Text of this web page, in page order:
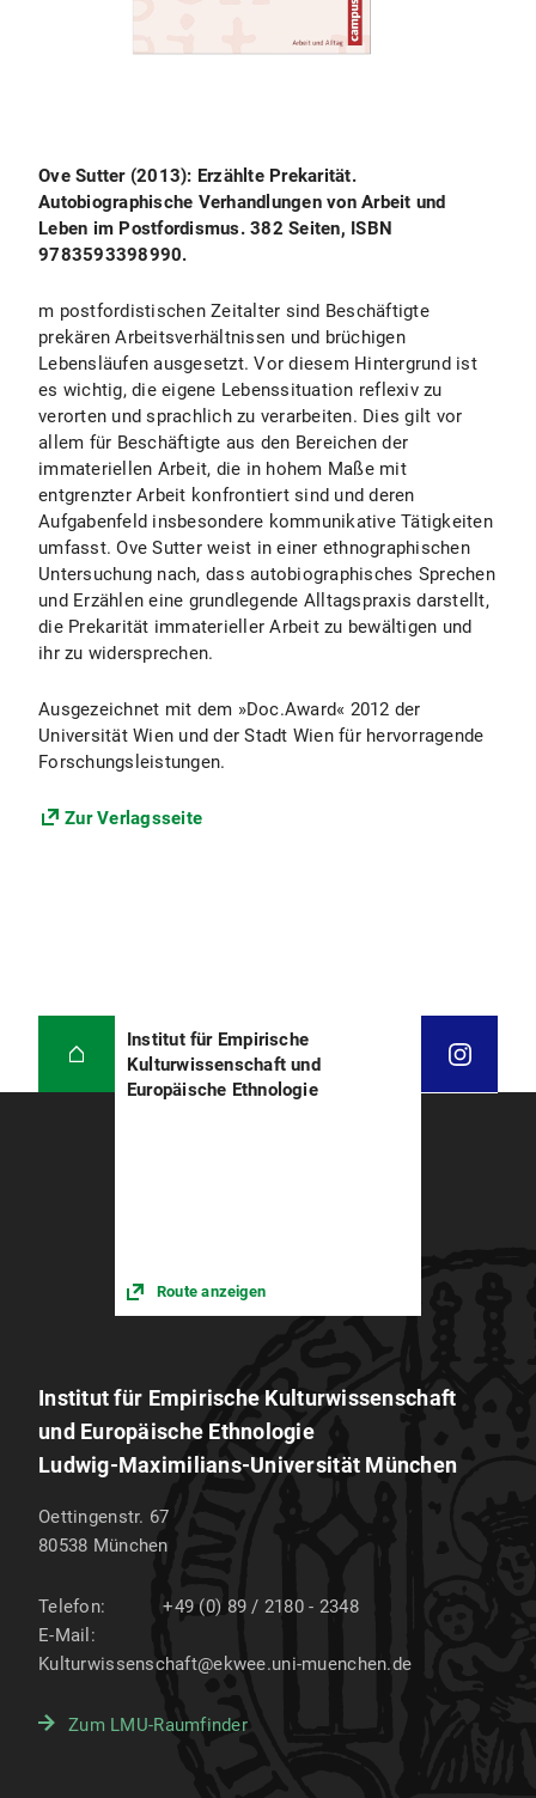
Ove Sutter (2013): Erzählte Prekarität.
Autobiographische Verhandlungen von Arbeit und
Leben im Postfordismus. 382 Seiten, ISBN
9783593398990.
m postfordistischen Zeitalter sind Beschäftigte
prekären Arbeitsverhältnissen und brüchigen
Lebensläufen ausgesetzt. Vor diesem Hintergrund ist
es wichtig, die eigene Lebenssituation reflexiv zu
verorten und sprachlich zu verarbeiten. Dies gilt vor
allem für Beschäftigte aus den Bereichen der
immateriellen Arbeit, die in hohem Maße mit
entgrenzter Arbeit konfrontiert sind und deren
Aufgabenfeld insbesondere kommunikative Tätigkeiten
umfasst. Ove Sutter weist in einer ethnographischen
Untersuchung nach, dass autobiographisches Sprechen
und Erzählen eine grundlegende Alltagspraxis darstellt,
die Prekarität immaterieller Arbeit zu bewältigen und
ihr zu widersprechen.
Ausgezeichnet mit dem »Doc.Award« 2012 der
Universität Wien und der Stadt Wien für hervorragende
Forschungsleistungen.
Zur Verlagsseite
Institut für Empirische
Kulturwissenschaft und
Europäische Ethnologie
Route anzeigen
Institut für Empirische Kulturwissenschaft
und Europäische Ethnologie
Ludwig-Maximilians-Universität München
Oettingenstr. 67
80538 München
Telefon:
+49 (0) 89 / 2180 - 2348
E-Mail:
Kulturwissenschaft@ekwee.uni-muenchen.de
Zum LMU-Raumfinder